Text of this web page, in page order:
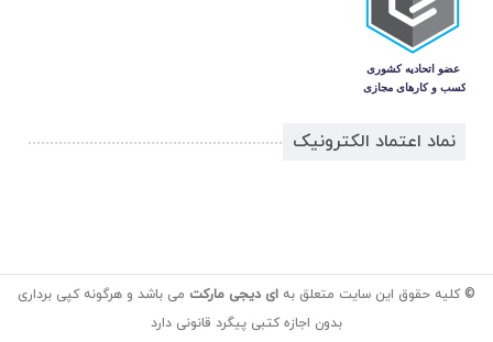
نماد اعتماد الکترونیک
© کلیه حقوق این سایت متعلق به ای دیجی مارکت می باشد و هرگونه کپی برداری
بدون اجازه کتبی پیگرد قانونی دارد